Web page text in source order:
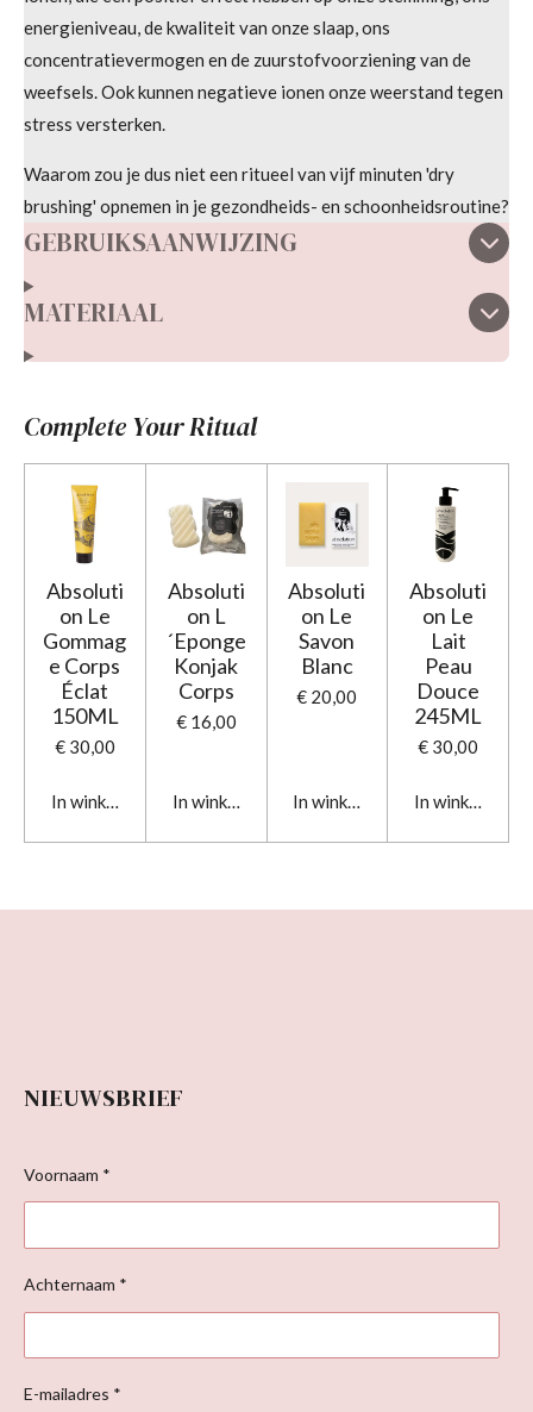
energieniveau, de kwaliteit van onze slaap, ons
concentratievermogen en de zuurstofvoorziening van de
weefsels. Ook kunnen negatieve ionen onze weerstand tegen
stress versterken.
Waarom zou je dus niet een ritueel van vijf minuten 'dry
brushing' opnemen in je gezondheids- en schoonheidsroutine?
GEBRUIKSAANWIJZING
MATERIAAL
Complete Your Ritual
Absoluti
on Le
Gommag
e Corps
Éclat
150ML
€ 30,00
In winkelwagen
Absoluti
on L
´Eponge
Konjak
Corps
€ 16,00
In winkelwagen
Absoluti
on Le
Savon
Blanc
€ 20,00
In winkelwagen
Absoluti
on Le
Lait
Peau
Douce
245ML
€ 30,00
In
NIEUWSBRIEF
Voornaam *
Achternaam *
E-mailadres *